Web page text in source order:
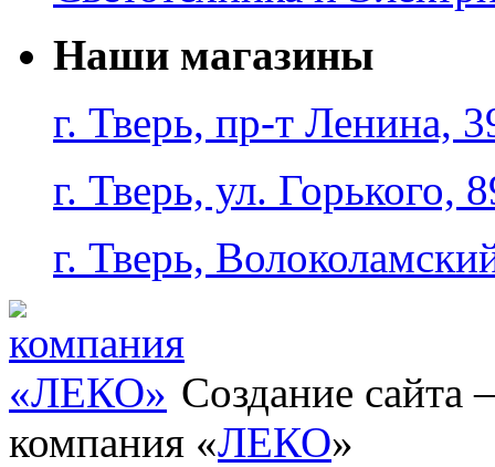
Наши магазины
г. Тверь, пр-т Ленина,
г. Тверь, ул. Горького,
г. Тверь,
Создание сайта
компания «ЛЕКО»